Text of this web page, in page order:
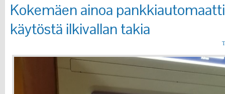
Kokemäen ainoa
käytöstä ilkivallan takia